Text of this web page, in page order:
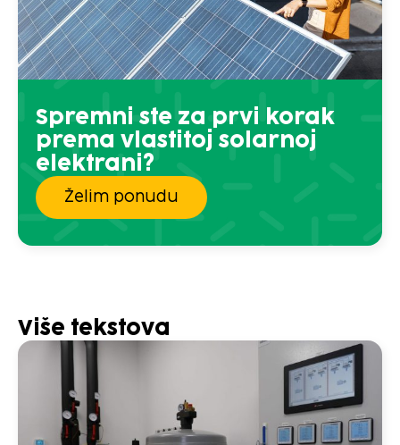
Spremni ste za prvi korak
prema vlastitoj solarnoj
elektrani?
Želim ponudu
Više tekstova